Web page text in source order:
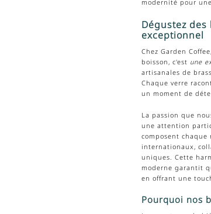
modernité pour
Dégustez
exceptionnel
Chez Garden
boisson, c'est une
artisanales de
Chaque verre
un moment de
La passion que
une attention
composent chaque
internationaux,
uniques. Cette
moderne garantit
en offrant une
Pourquoi nos